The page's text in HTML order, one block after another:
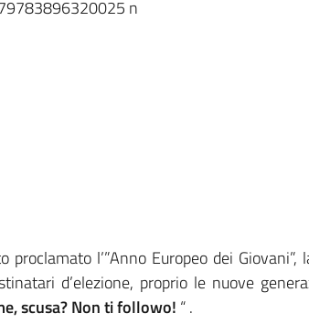
proclamato l’”Anno Europeo dei Giovani”,
d’elezione, proprio le nuove
scusa? Non ti followo! “ .